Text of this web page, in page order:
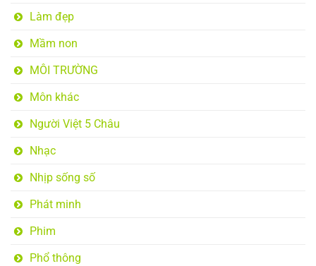
Làm đẹp
Mầm non
MÔI TRƯỜNG
Môn khác
Người Việt 5 Châu
Nhạc
Nhịp sống số
Phát minh
Phim
Phổ thông